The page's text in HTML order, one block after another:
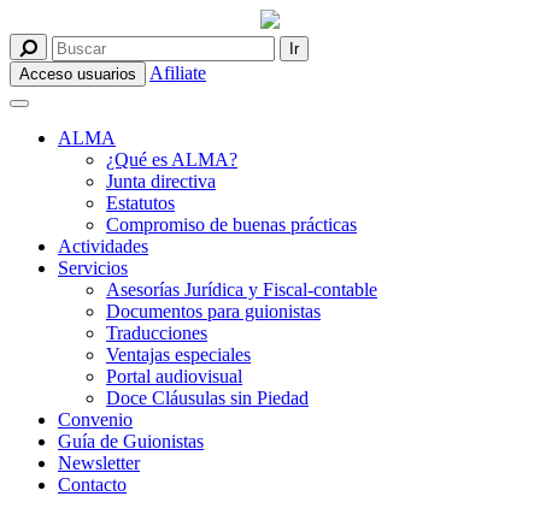
Acceso usuarios Afiliate
ALMA
¿Qué es ALMA?
Junta directiva
Estatutos
Compromiso de buenas prácticas
Actividades
Servicios
Asesorías Jurídica y Fiscal-contable
Documentos para guionistas
Traducciones
Ventajas especiales
Portal audiovisual
Doce Cláusulas sin Piedad
Convenio
Guía de Guionistas
Newsletter
Contacto